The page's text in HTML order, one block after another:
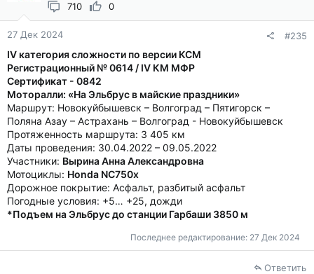
710
0
27 Дек 2024 #235
IV категория сложности по версии КСМ
Регистрационный № 0614 / IV КМ МФР
Сертификат - 0842
Моторалли: «На Эльбрус в майские праздники»
Маршрут: Новокуйбышевск – Волгоград – Пятигорск –
Поляна Азау – Астрахань – Волгоград - Новокуйбышевск
Протяженность маршрута: 3 405 км
Даты проведения: 30.04.2022 – 09.05.2022
Участники: Вырина Анна Александровна
Мотоциклы: Honda NC750x
Дорожное покрытие: Асфальт, разбитый асфальт
Погодные условия: +5… +25, дожди
*Подъем на Эльбрус до станции Гарбаши 3850 м
Последнее редактирование: 27 Дек 2024
Ответить